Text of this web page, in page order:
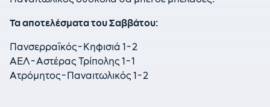
Τα αποτελέσματα του Σαββάτου:
Πανσερραϊκός-Κηφισιά 1-2
ΑΕΛ-Αστέρας Τρίπολης 1-1
Ατρόμητος-Παναιτωλικός 1-2